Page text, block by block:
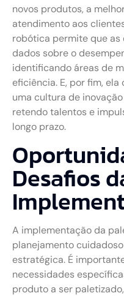
novos produtos, a
atendimento aos
robótica permite que as
dados sobre o
identificando áreas de
eficiência. E, por fim,
uma cultura de
retendo talentos e
longo prazo.
Desafios
A implementação da
planejamento
estratégica. É
necessidades
produto a ser